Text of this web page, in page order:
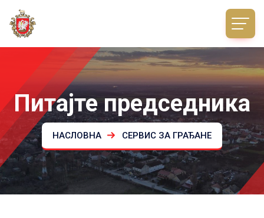
Питајте председника
НАСЛОВНА СЕРВИС ЗА ГРАЂАНЕ